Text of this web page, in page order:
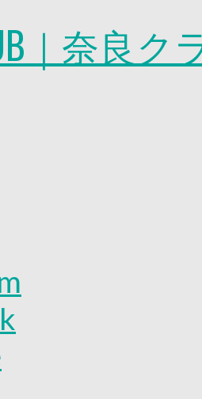
ィ
ーム
ームスタッフ